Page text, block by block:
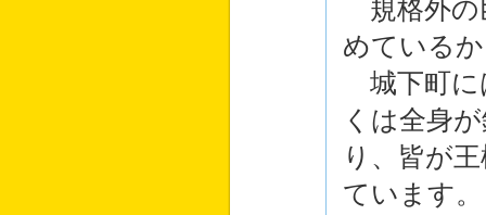
規格外の
めている
城下町に
くは全身
り、皆が
ています。